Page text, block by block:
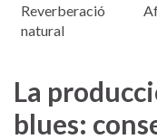
Reverberació ​
natural
La
blues: